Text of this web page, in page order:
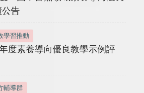
告
學習推動
度素養導向優良教學示例評
輔導群